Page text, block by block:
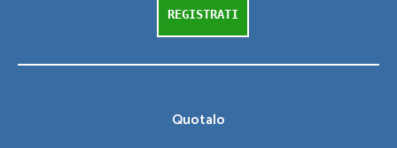
REGISTRATI
Quotalo